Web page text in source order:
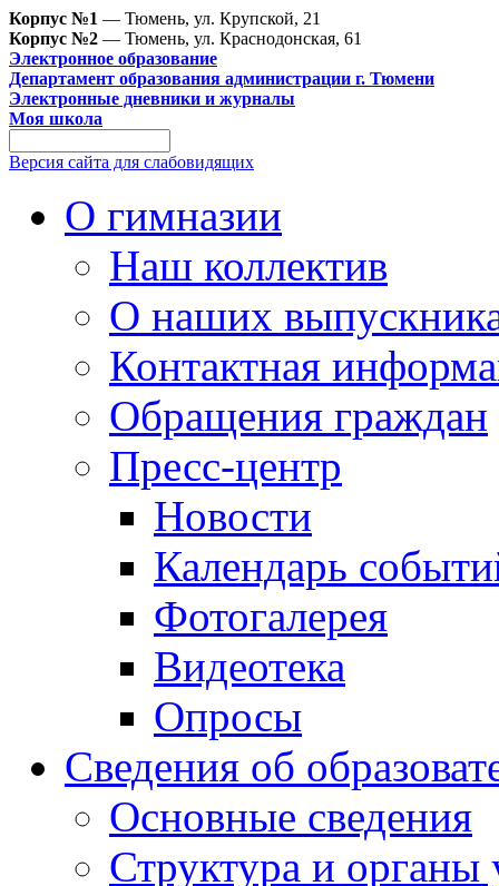
Корпус №1 — Тюмень, ул. Крупской, 21
Корпус №2 — Тюмень, ул. Краснодонская, 61
Электронное образование
Департамент образования администрации г. Тюмени
Электронные дневники и журналы
Моя школа
Версия сайта для слабовидящих
О гимназии
Наш коллектив
О наших
Контактная
Обращения граждан
Пресс-центр
Новости
Календарь
Фотогалерея
Видеотека
Опросы
Сведения об
Основные сведения
Структура и органы